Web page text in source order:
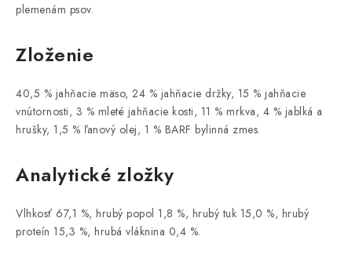
plemenám psov.
Zloženie
40,5 % jahňacie mäso, 24 % jahňacie držky, 15 % jahňacie
vnútornosti, 3 % mleté jahňacie kosti, 11 % mrkva, 4 % jablká a
hrušky, 1,5 % ľanový olej, 1 % BARF bylinná zmes.
Analytické zložky
Vlhkosť 67,1 %, hrubý popol 1,8 %, hrubý tuk 15,0 %, hrubý
proteín 15,3 %, hrubá vláknina 0,4 %.